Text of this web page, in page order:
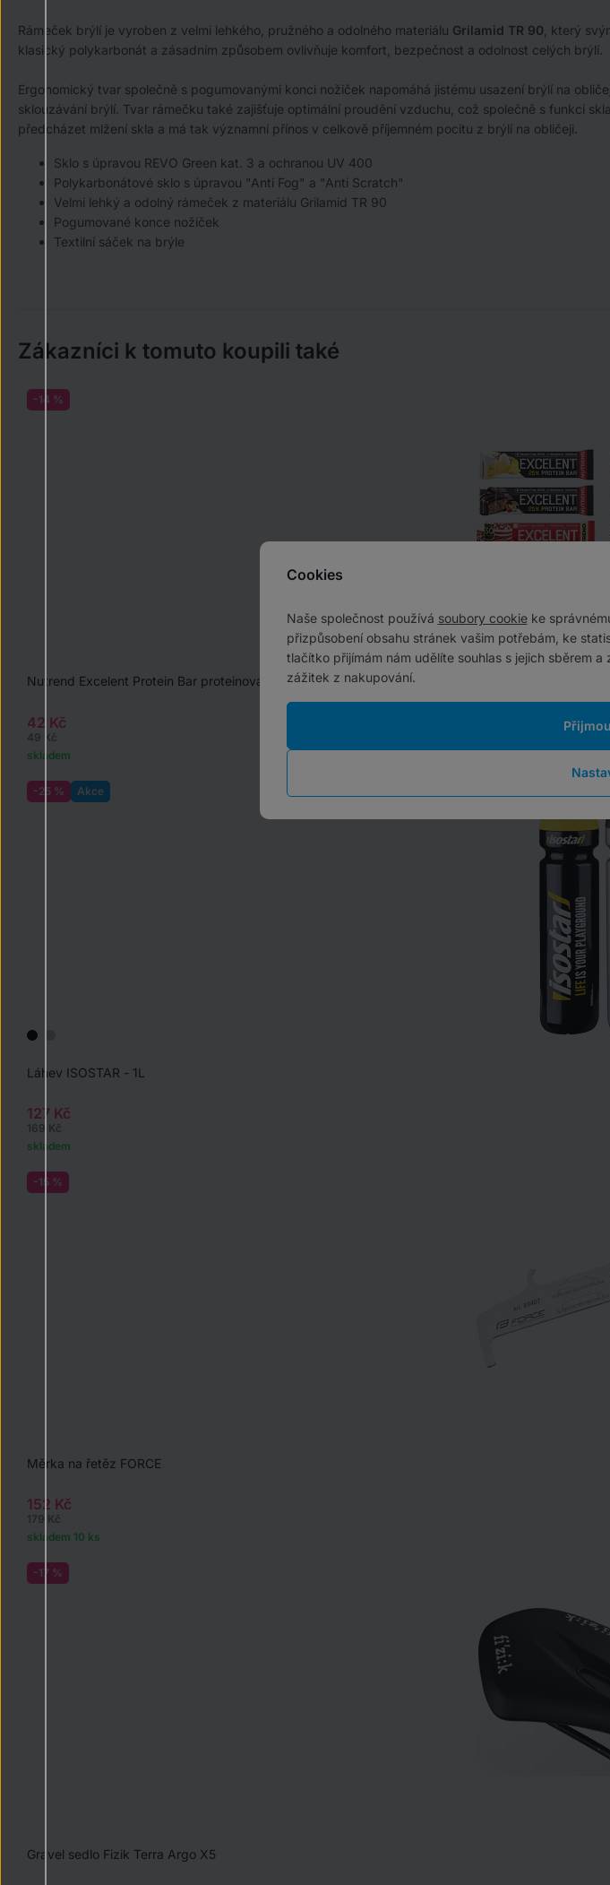
Rámeček brýlí je vyroben z velmi lehkého, pružného a odolného materiálu Grilamid TR 90 , který
klasický polykarbonát a zásadním způsobem ovlivňuje komfort, bezpečnost a odolnost celých brýlí.
Ergonomický tvar společně s pogumovanými konci nožiček napomáhá jistému usazení brýlí na
sklouzávání brýlí. Tvar rámečku také zajišťuje optimální proudění vzduchu, což společně s funkcí
předcházet mlžení skla a má tak významní přínos v celkově příjemném pocitu z brýlí na obličeji.
Sklo s úpravou REVO Green kat. 3 a ochranou UV 400
Polykarbonátové sklo s úpravou "Anti Fog" a "Anti Scratch"
Velmi lehký a odolný rámeček z materiálu Grilamid TR 90
Pogumované konce nožiček
Textilní sáček na brýle
Zákazníci k tomuto koupili také
-14 %
Nutrend Excelent Protein Bar proteinová tyčinka, 85g
42 Kč
49 Kč
skladem
-25 % Akce
Láhev ISOSTAR - 1L
127 Kč
169 Kč
skladem
-15 %
Měrka na řetěz FORCE
152 Kč
179 Kč
skladem 10 ks
-17 %
Gravel sedlo Fizik Terra Argo X5
Cookies
Naše společnost používá soubory cookieke
přizpůsobení obsahu stránek vašim potřebám, ke
tlačítko přijímám nám udělíte souhlas s jejich sběrem
zážitek z nakupování.